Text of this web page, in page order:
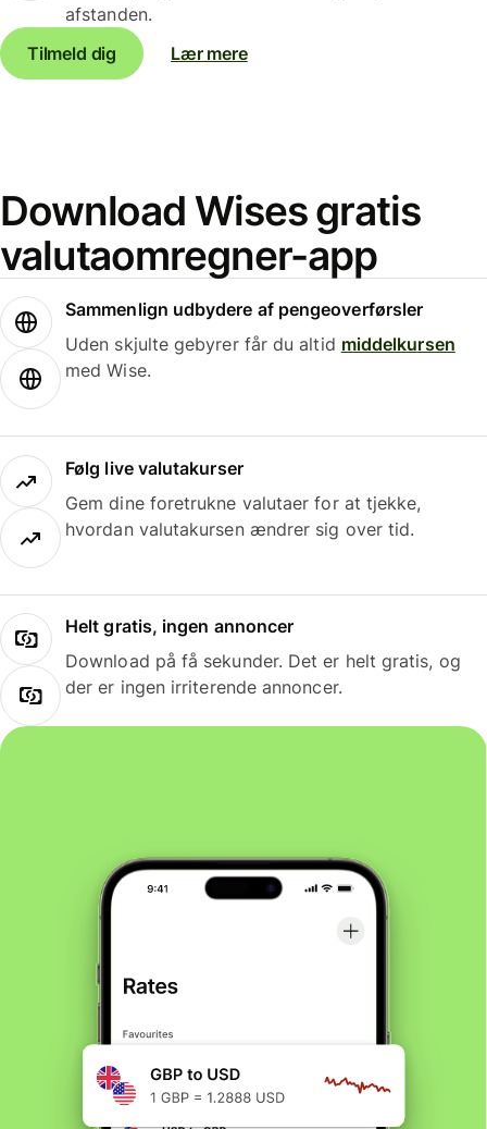
afstanden.
Tilmeld dig
Lær mere
Download Wises gratis
valutaomregner-app
Sammenlign udbydere af pengeoverførsler
Uden skjulte gebyrer får du altid middelkursen
med Wise.
Følg live valutakurser
Gem dine foretrukne valutaer for at tjekke,
hvordan valutakursen ændrer sig over tid.
Helt gratis, ingen annoncer
Download på få sekunder. Det er helt gratis, og
der er ingen irriterende annoncer.